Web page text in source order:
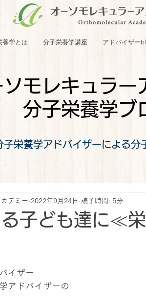
養学とは 分子栄養学講座 アドバイザー
ソモレキュラー
分子栄養学ブ
栄養学アドバイザーによる
子ども達に≪
デミー 2022年9月24日 読了時間: 5分
イザー
アドバイザーの